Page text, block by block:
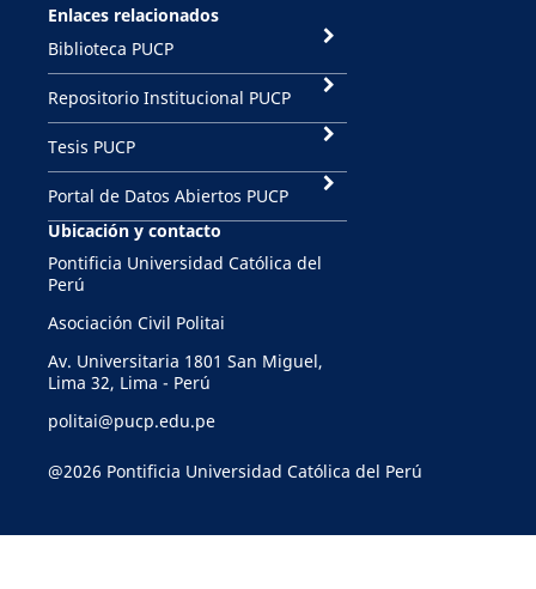
Enlaces relacionados
Biblioteca PUCP
Repositorio Institucional PUCP
Tesis PUCP
Portal de Datos Abiertos PUCP
Ubicación y contacto
Pontificia Universidad Católica del
Perú
Asociación Civil Politai
Av. Universitaria 1801 San Miguel,
Lima 32, Lima - Perú
politai@pucp.edu.pe
@2026 Pontificia Universidad Católica del Perú